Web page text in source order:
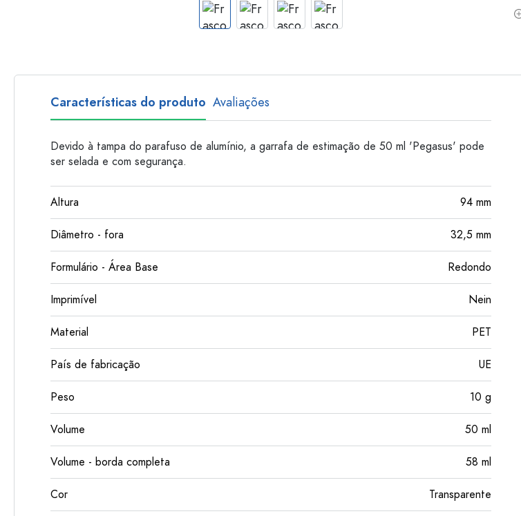
Garrafas de plastico
Características do produto Avaliações
Devido à tampa do parafuso de alumínio, a garrafa de estimação de 50 ml 'Pegasus' pode
ser selada e com segurança.
Altura 94 mm
Diâmetro - fora 32,5 mm
Formulário - Área Base Redondo
Imprimível Nein
Material PET
País de fabricação UE
Peso 10 g
Volume 50 ml
Volume - borda completa 58 ml
Cor Transparente